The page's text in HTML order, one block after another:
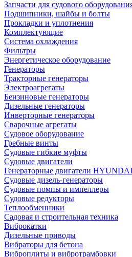
Запчасти для судового
Подшипники, шайбы и болты
Прокладки и уплотнения
Комплектующие
Система охлаждения
Фильтры
Энергетическое оборудование
Генераторы
Тракторные генераторы
Электроагрегаты
Бензиновые генераторы
Дизельные генераторы
Инверторные генераторы
Сварочные агрегаты
Судовое оборудование
Гребные винты
Судовые гибкие муфты
Судовые двигатели
Генераторные двигатели HYUNDAI
Судовые дизель-генераторы
Судовые помпы и импеллеры
Судовые редукторы
Теплообменники
Садовая и строительная техника
Виброкатки
Дизельные приводы
Вибраторы для бетона
Виброплиты и вибротрамбовки